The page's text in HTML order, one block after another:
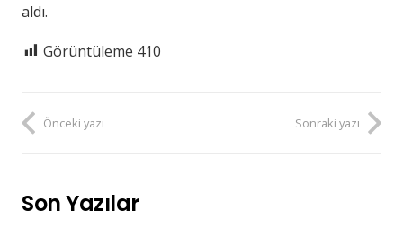
aldı.
Görüntüleme 410
Önceki yazı Sonraki yazı
Son Yazılar